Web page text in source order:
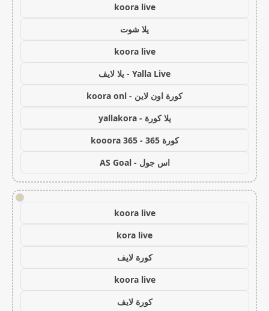
koora live
يلا شوت
koora live
Yalla Live - يلا لايف
كورة اون لاين - koora onl
يلا كورة - yallakora
كورة 365 - kooora 365
اس جول - AS Goal
!
koora live
kora live
كورة لايف
koora live
كورة لايف